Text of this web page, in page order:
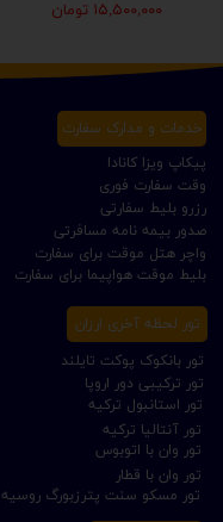
۱۵,۵۰۰,۰۰۰ تومان
تور ترکیبی دور اروپا
رزرو بلیط سفارتی
پیکاپ ویزا کانادا
بلیط موقت هواپیما برای سفارت
واچر هتل موقت برای سفارت
صدور بیمه نامه مسافرتی
تور آنتالیا ترکیه
تور استانبول ترکیه
تور مسکو سنت پترزبورگ روسیه
تور وان با قطار
تور بانکوک پوکت تایلند
تور وان با اتوبوس
خدمات و مدارک سفارت
تور لحظه آخری ارزان
وقت سفارت فوری